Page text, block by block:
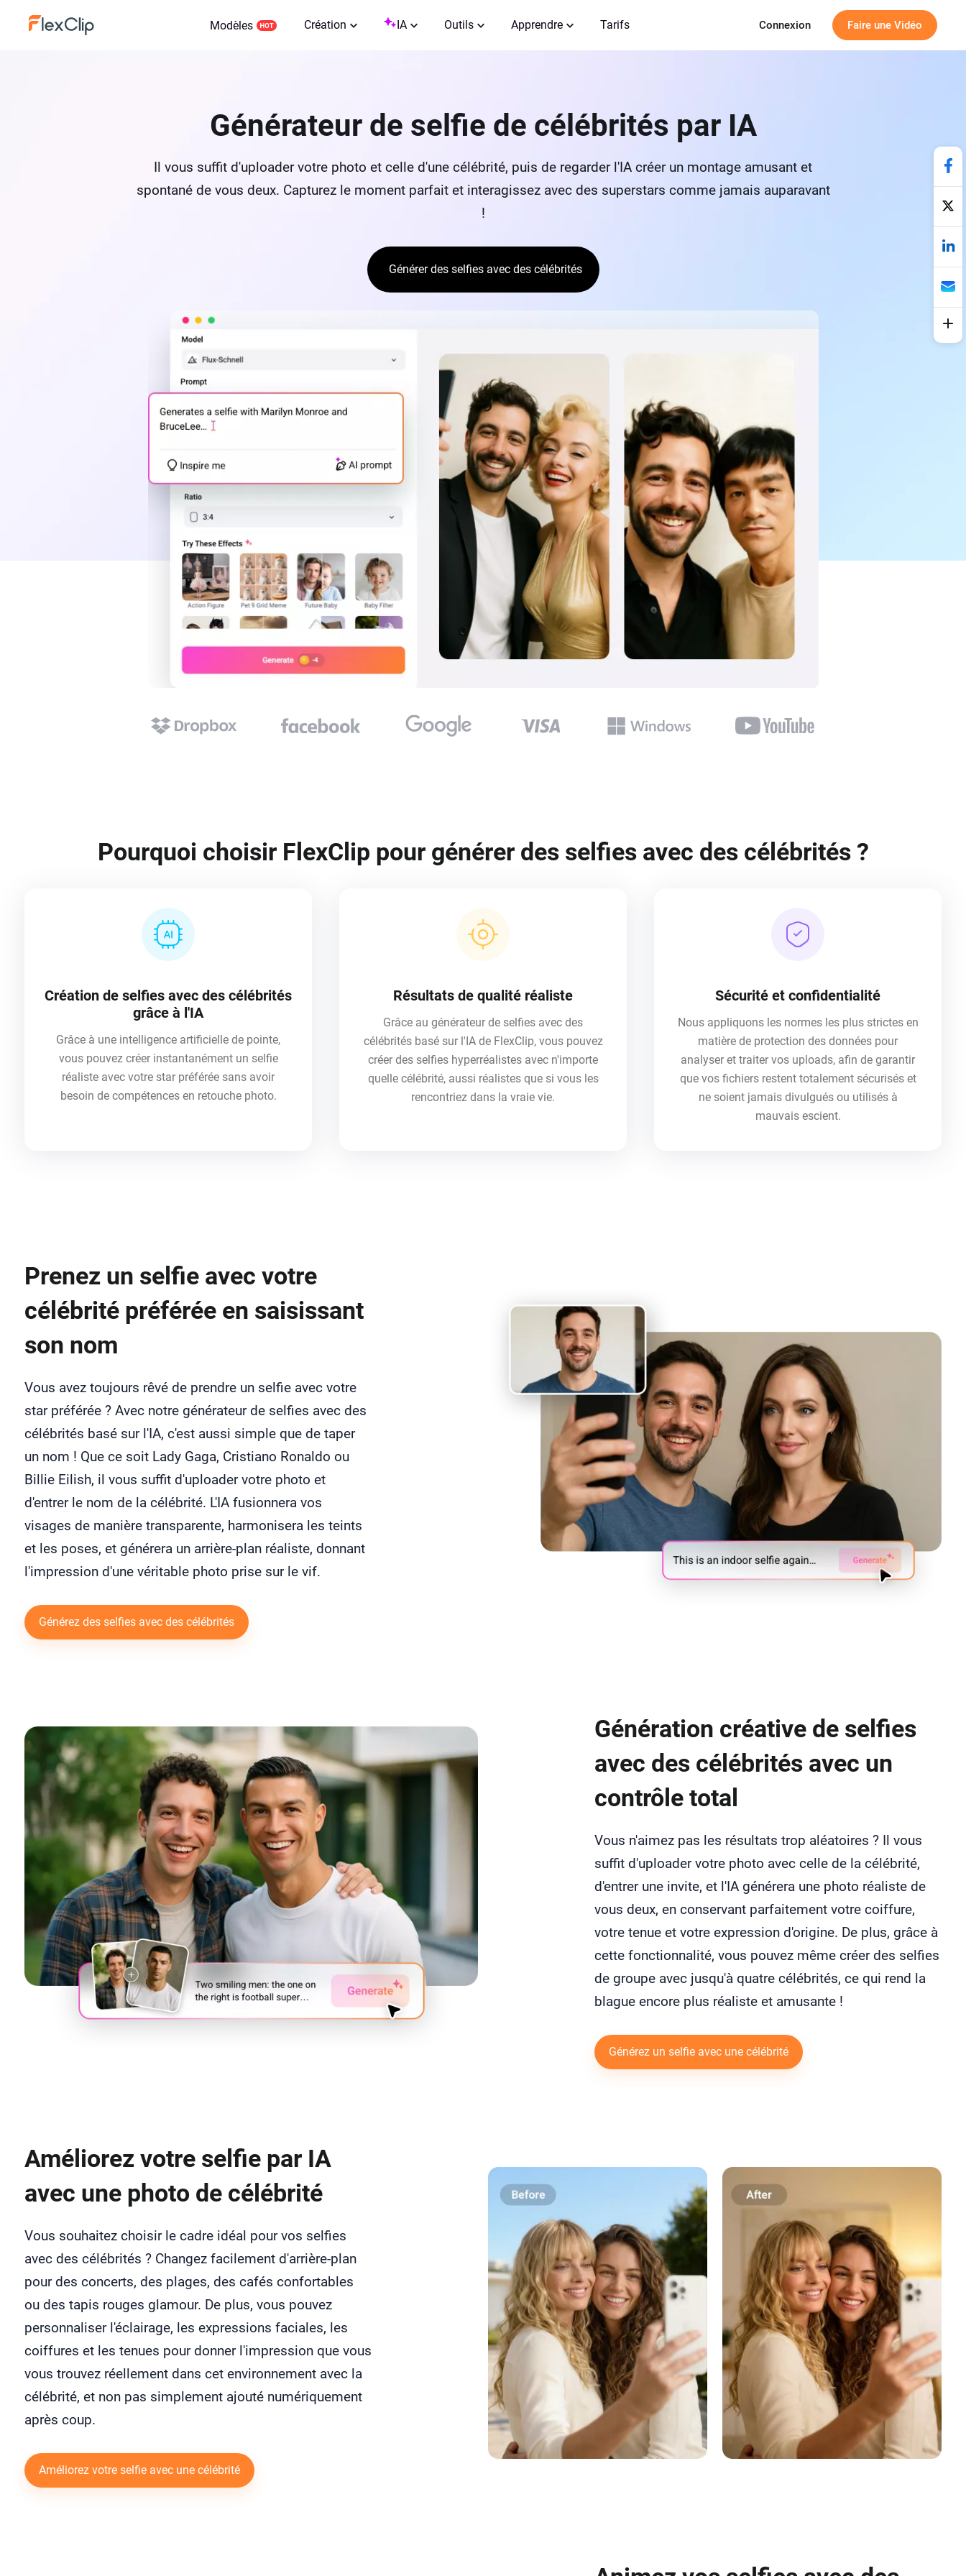
Modèles Création IA Outils Apprendre Tarifs Connexion Faire une Vidéo
Générateur de selfie de célébrités par IA
Il vous suffit d'uploader votre photo et celle d'une célébrité, puis de regarder l'IA créer un montage amusant et
spontané de vous deux. Capturez le moment parfait et interagissez avec des superstars comme jamais auparavant
!
Générer des selfies avec des célébrités
Pourquoi choisir FlexClip pour générer des selfies avec des célébrités ?
Création de selfies avec des célébrités
grâce à l'IA
Grâce à une intelligence artificielle de pointe,
vous pouvez créer instantanément un selfie
réaliste avec votre star préférée sans avoir
besoin de compétences en retouche photo.
Résultats de qualité réaliste
Grâce au générateur de selfies avec des
célébrités basé sur l'IA de FlexClip, vous pouvez
créer des selfies hyperréalistes avec n'importe
quelle célébrité, aussi réalistes que si vous les
rencontriez dans la vraie vie.
Sécurité et confidentialité
Nous appliquons les normes les plus strictes en
matière de protection des données pour
analyser et traiter vos uploads, afin de garantir
que vos fichiers restent totalement sécurisés et
ne soient jamais divulgués ou utilisés à
mauvais escient.
Prenez un selfie avec votre
célébrité préférée en saisissant
son nom
Vous avez toujours rêvé de prendre un selfie avec votre
star préférée ? Avec notre générateur de selfies avec des
célébrités basé sur l'IA, c'est aussi simple que de taper
un nom ! Que ce soit Lady Gaga, Cristiano Ronaldo ou
Billie Eilish, il vous suffit d'uploader votre photo et
d'entrer le nom de la célébrité. L'IA fusionnera vos
visages de manière transparente, harmonisera les teints
et les poses, et générera un arrière-plan réaliste, donnant
l'impression d'une véritable photo prise sur le vif.
Générez des selfies avec des célébrités
Génération créative de selfies
avec des célébrités avec un
contrôle total
Vous n'aimez pas les résultats trop aléatoires ? Il vous
suffit d'uploader votre photo avec celle de la célébrité,
d'entrer une invite, et l'IA générera une photo réaliste de
vous deux, en conservant parfaitement votre coiffure,
votre tenue et votre expression d'origine. De plus, grâce à
cette fonctionnalité, vous pouvez même créer des selfies
de groupe avec jusqu'à quatre célébrités, ce qui rend la
blague encore plus réaliste et amusante !
Générez un selfie avec une célébrité
Améliorez votre selfie par IA
avec une photo de célébrité
Vous souhaitez choisir le cadre idéal pour vos selfies
avec des célébrités ? Changez facilement d'arrière-plan
pour des concerts, des plages, des cafés confortables
ou des tapis rouges glamour. De plus, vous pouvez
personnaliser l'éclairage, les expressions faciales, les
coiffures et les tenues pour donner l'impression que vous
vous trouvez réellement dans cet environnement avec la
célébrité, et non pas simplement ajouté numériquement
après coup.
Améliorez votre selfie avec une célébrité